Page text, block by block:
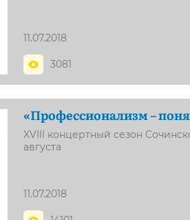
11.07.2018
3081
«Профессионализм –
XVIII концертный сезон
августа
11.07.2018